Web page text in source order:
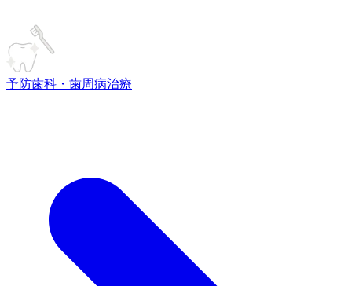
予防歯科・歯周病治療